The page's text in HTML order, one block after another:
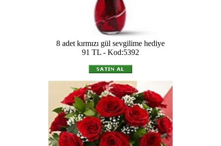
8 adet kırmızı gül sevgilime hediye
91 TL - Kod:5392